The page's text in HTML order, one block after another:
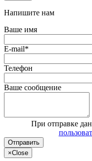
Напишите нам
Ваше имя
E-mail*
Телефон
Ваше сообщение
При отправке
Отправить
×Close